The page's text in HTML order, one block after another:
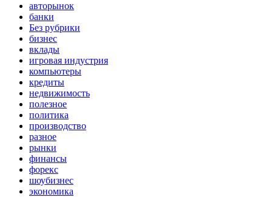
авторынок
банки
Без рубрики
бизнес
вклады
игровая индустрия
компьютеры
кредиты
недвижимость
полезное
политика
производство
разное
рынки
финансы
форекс
шоубизнес
экономика